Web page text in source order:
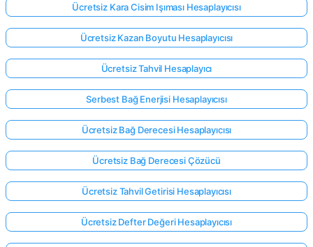
Ücretsiz Kara Cisim Işıması Hesaplayıcısı
Ücretsiz Kazan Boyutu Hesaplayıcısı
Ücretsiz Tahvil Hesaplayıcı
Serbest Bağ Enerjisi Hesaplayıcısı
Ücretsiz Bağ Derecesi Hesaplayıcısı
Ücretsiz Bağ Derecesi Çözücü
Ücretsiz Tahvil Getirisi Hesaplayıcısı
Ücretsiz Defter Değeri Hesaplayıcısı